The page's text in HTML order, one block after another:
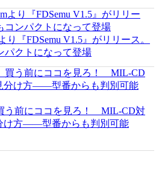
り『FDSemu V1.5』がリリース。
パクトになって登場
う前にココを見ろ！ MIL-CD対
け方——型番からも判別可能